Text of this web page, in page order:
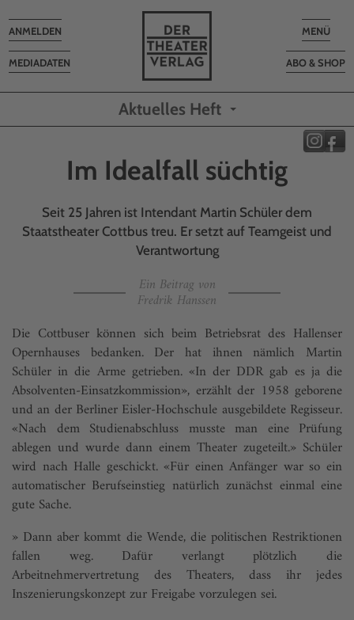
Toggle
MENÜ
ABO & SHOP
MEDIADATEN
Toggle
navigation
ANMELDEN
Aktuelles Heft
Im Idealfall süchtig
Seit 25 Jahren ist Intendant Martin Schüler dem
Staatstheater Cottbus treu. Er setzt auf Teamgeist und
Verantwortung
Ein Beitrag von
Fredrik Hanssen
Die Cottbuser können sich beim Betriebsrat des Hallenser
Opernhauses bedanken. Der hat ihnen nämlich Martin
Schüler in die Arme getrieben. «In der DDR gab es ja die
Absolventen-Einsatzkommission», erzählt der 1958 geborene
und an der Berliner Eisler-Hochschule ausgebildete Regisseur.
«Nach dem Studienabschluss musste man eine Prüfung
ablegen und wurde dann einem Theater zugeteilt.» Schüler
wird nach Halle geschickt. «Für einen Anfänger war so ein
automatischer Berufseinstieg natürlich zunächst einmal eine
gute Sache.
» Dann aber kommt die Wende, die politischen Restriktionen
fallen weg. Dafür verlangt plötzlich die
Arbeitnehmervertretung des Theaters, dass ihr jedes
Inszenierungskonzept zur Freigabe vorzulegen sei.